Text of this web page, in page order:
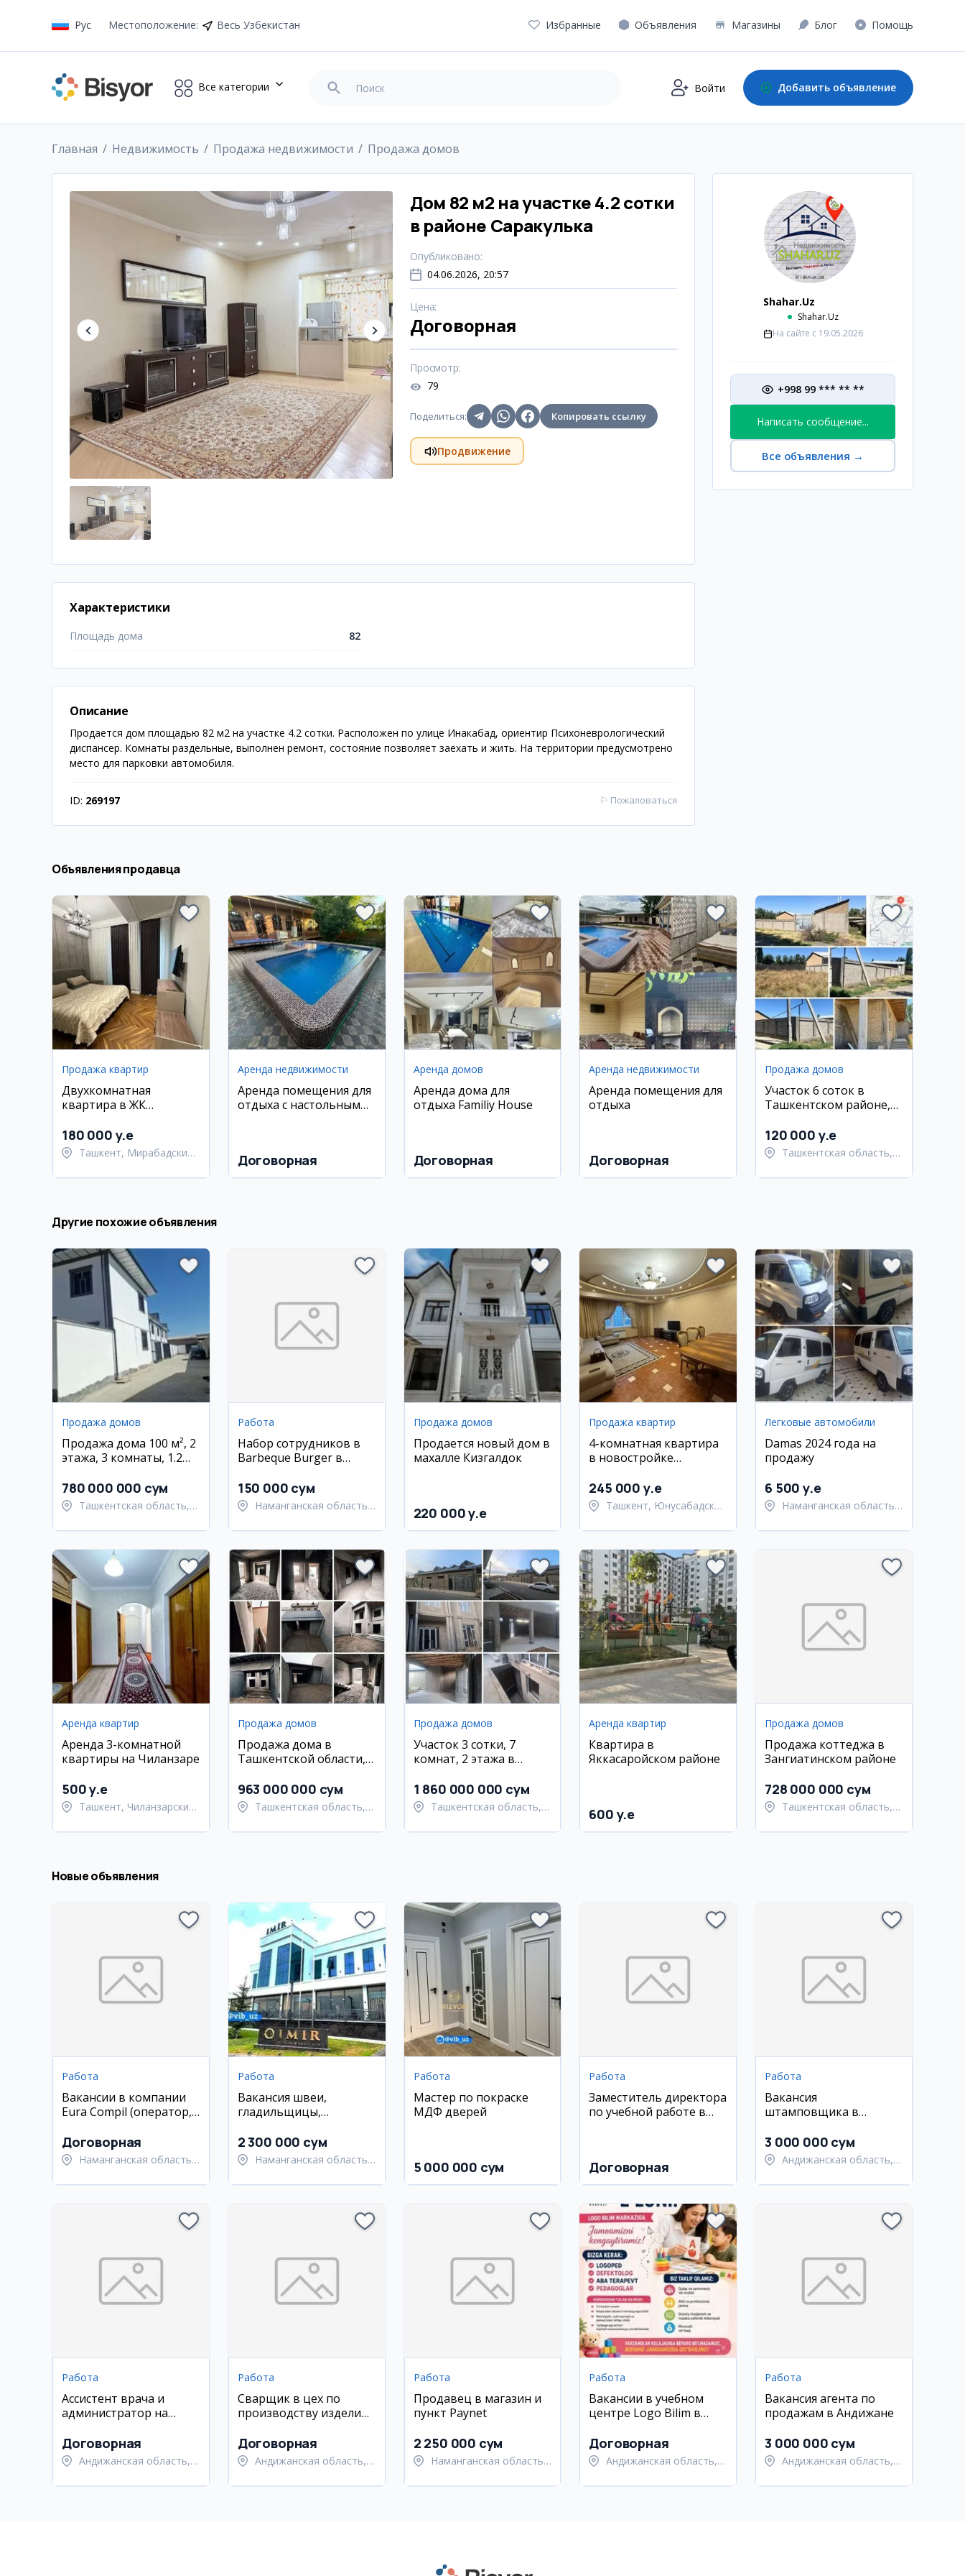
Рус Местоположение: Весь Узбекистан Избранные Объявления Магазины Блог Помощь
Все категории Войти Добавить объявление
Главная Недвижимость Продажа недвижимости Продажа домов
Дом 82 м2 на участке 4.2 сотки
в районе Саракулька
Опубликовано:
04.06.2026, 20:57
Цена:
Договорная
Просмотр:
79
Поделиться: Копировать ссылку
Продвижение
Характеристики
Площадь дома 82
Описание
Продается дом площадью 82 м2 на участке 4.2 сотки. Расположен по улице Инакабад, ориентир Психоневрологический
диспансер. Комнаты раздельные, выполнен ремонт, состояние позволяет заехать и жить. На территории предусмотрено
место для парковки автомобиля.
ID: 269197 ⚐ Пожаловаться
Shahar.Uz
Shahar.Uz
На сайте с 19.05.2026
+998 99 *** ** **
Написать сообщение...
Все объявления →
Объявления продавца
Продажа квартир
Двухкомнатная
квартира в ЖК
180 000 y.e
Ташкент, Мирабадский
Аренда недвижимости
Аренда помещения для
отдыха с настольным
Договорная
Аренда домов
Аренда дома для
отдыха Familiy House
Договорная
Аренда недвижимости
Аренда помещения для
отдыха
Договорная
Продажа домов
Участок 6 соток в
Ташкентском районе,
120 000 y.e
Ташкентская область,
Другие похожие объявления
Продажа домов
Продажа дома 100 м², 2
этажа, 3 комнаты, 1.2
780 000 000 сум
Ташкентская область,
Работа
Набор сотрудников в
Barbeque Burger в
кассир)
150 000 сум
Наманганская область,
Продажа домов
Продается новый дом в
махалле Кизгалдок
220 000 y.e
Продажа квартир
4-комнатная квартира
в новостройке
245 000 y.e
Ташкент, Юнусабадский
Легковые автомобили
Damas 2024 года на
продажу
6 500 y.e
Наманганская область,
Аренда квартир
Аренда 3-комнатной
квартиры на Чиланзаре
500 y.e
Ташкент, Чиланзарский
Продажа домов
Продажа дома в
Ташкентской области,
963 000 000 сум
Ташкентская область,
Продажа домов
Участок 3 сотки, 7
комнат, 2 этажа в
1 860 000 000 сум
Ташкентская область,
Аренда квартир
Квартира в
Яккасаройском районе
600 y.e
Продажа домов
Продажа коттеджа в
Зангиатинском районе
728 000 000 сум
Ташкентская область,
Новые объявления
Работа
Вакансии в компании
Eura Compil (оператор,
Договорная
Наманганская область,
Работа
Вакансия швеи,
гладильщицы,
уборщицы на фабрику
IMIR
2 300 000 сум
Наманганская область,
Работа
Мастер по покраске
МДФ дверей
5 000 000 сум
Работа
Заместитель директора
по учебной работе в
Договорная
Работа
Вакансия
штамповщика в
3 000 000 сум
Андижанская область,
Работа
Ассистент врача и
администратор на
Договорная
Андижанская область,
Работа
Сварщик в цех по
производству изделий
Договорная
Андижанская область,
Работа
Продавец в магазин и
пункт Paynet
2 250 000 сум
Наманганская область,
Работа
Вакансии в учебном
центре Logo Bilim в
Договорная
Андижанская область,
Работа
Вакансия агента по
продажам в Андижане
3 000 000 сум
Андижанская область,